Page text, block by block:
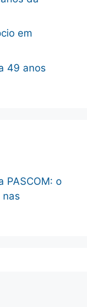
em
49 anos
PASCOM: o
nas